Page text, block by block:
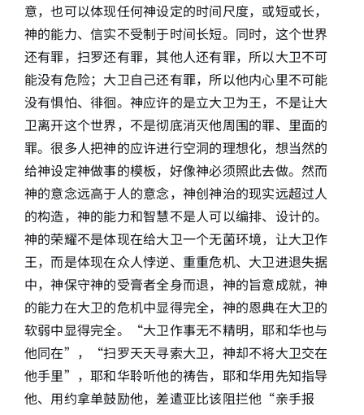
意，也可以体现任何神设定的时间尺度，或短或长，
神的能力、信实不受制于时间长短。同时，这个世界
还有罪，扫罗还有罪，其他人还有罪，所以大卫不可
能没有危险；大卫自己还有罪，所以他内心里不可能
没有惧怕、徘徊。神应许的是立大卫为王，不是让大
卫离开这个世界，不是彻底消灭他周围的罪、里面的
罪。很多人把神的应许进行空洞的理想化，想当然的
给神设定神做事的模板，好像神必须照此去做。然而
神的意念远高于人的意念，神创神治的现实远超过人
的构造，神的能力和智慧不是人可以编排、设计的。
神的荣耀不是体现在给大卫一个无菌环境，让大卫作
王，而是体现在众人悖逆、重重危机、大卫进退失据
中，神保守神的受膏者全身而退，神的旨意成就，神
的能力在大卫的危机中显得完全，神的恩典在大卫的
软弱中显得完全。“大卫作事无不精明，耶和华也与
他同在”，“扫罗天天寻索大卫，神却不将大卫交在
他手里”，耶和华聆听他的祷告，耶和华用先知指导
他、用约拿单鼓励他，差遣亚比该阻拦他“亲手报